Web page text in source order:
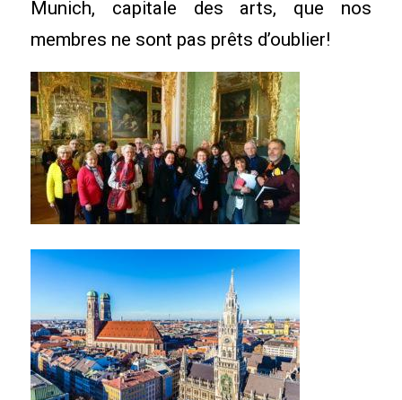
Munich, capitale des arts, que nos
membres ne sont pas prêts d’oublier!